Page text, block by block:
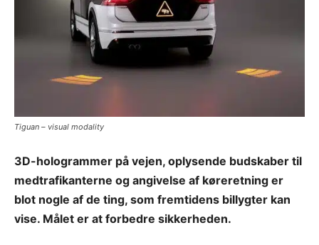
Tiguan – visual modality
3D-hologrammer på vejen, oplysende budskaber til
medtrafikanterne og angivelse af køreretning er
blot nogle af de ting, som fremtidens billygter kan
vise. Målet er at forbedre sikkerheden.